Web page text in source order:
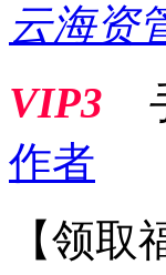
云海资
VIP3
作者
【领取